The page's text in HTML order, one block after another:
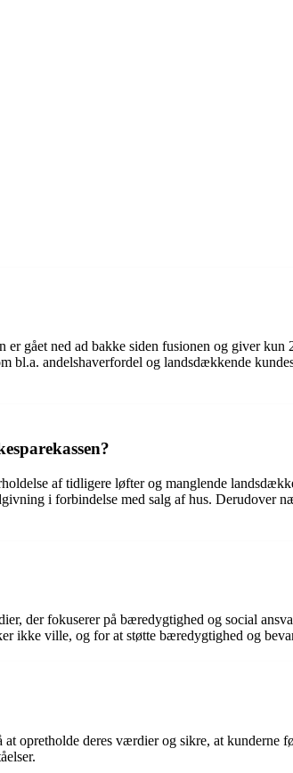
gået ned ad bakke siden fusionen og giver kun
bl.a. andelshaverfordel og landsdækkende
af tidligere løfter og manglende
i forbindelse med salg af hus. Derudover
der fokuserer på bæredygtighed og social
ikke ville, og for at støtte bæredygtighed og
opretholde deres værdier og sikre, at kunderne